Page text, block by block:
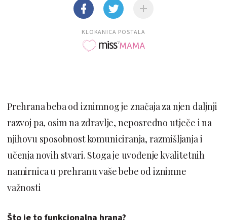
KLOKANICA POSTALA
Prehrana beba od iznimnog je značaja za njen daljnji
razvoj pa, osim na zdravlje, neposredno utječe i na
njihovu sposobnost komuniciranja, razmišljanja i
učenja novih stvari. Stoga je uvođenje kvalitetnih
namirnica u prehranu vaše bebe od iznimne
važnosti
Što je to funkcionalna hrana?